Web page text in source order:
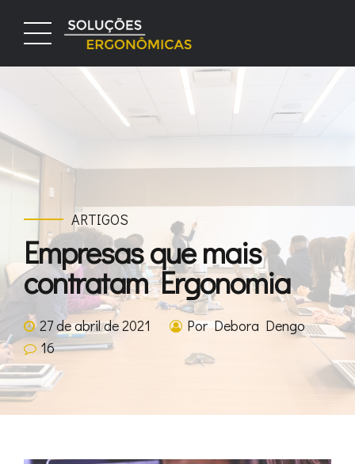
ARTIGOS
Empresas que mais
contratam Ergonomia
27 de abril de 2021
Por Debora Dengo
16